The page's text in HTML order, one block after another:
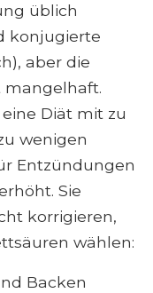
üblich
konjugierte
aber die
mangelhaft.
Diät mit zu
wenigen
Entzündungen
Sie
korrigieren,
wählen:
Backen